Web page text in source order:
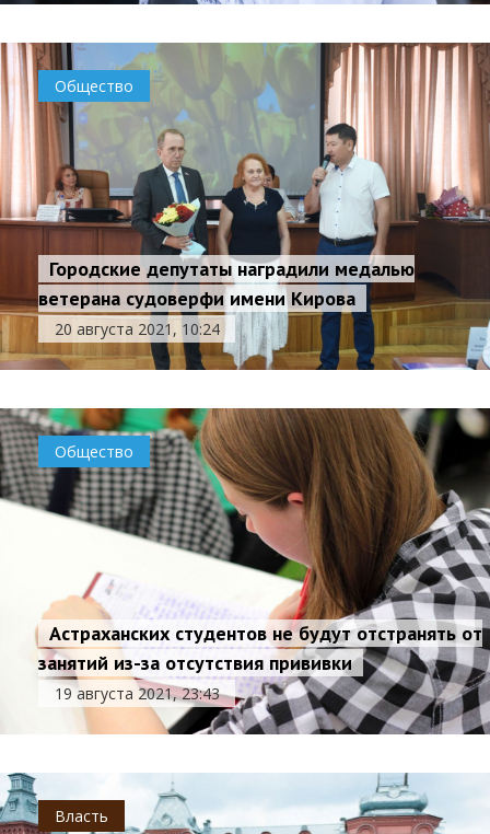
Общество
Городские депутаты наградили медалью
ветерана судоверфи имени Кирова
20 августа 2021, 10:24
Общество
Астраханских студентов не будут отстранять от
занятий из-за отсутствия прививки
19 августа 2021, 23:43
Власть